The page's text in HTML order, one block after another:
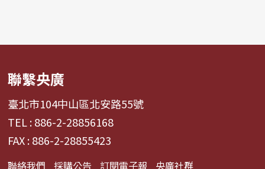
聯繫央廣
臺北市104中山區北安路55號
TEL : 886-2-28856168
FAX : 886-2-28855423
聯絡我們 採購公告 訂閱電子報 央廣社群